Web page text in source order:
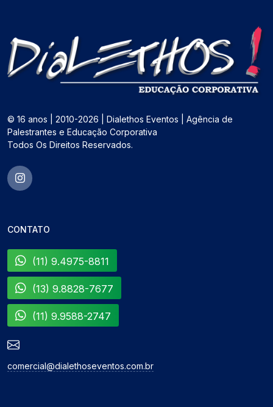
© 16 anos | 2010-2026 | Dialethos Eventos | Agência de
Palestrantes e Educação Corporativa
Todos Os Direitos Reservados.
CONTATO
(11) 9.4975-8811
(13) 9.8828-7677
(11) 9.9588-2747
comercial@dialethoseventos.com.br